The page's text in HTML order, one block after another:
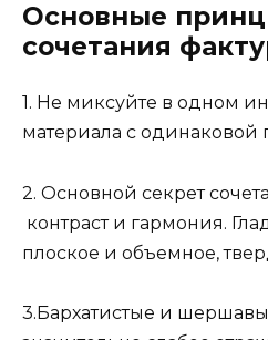
Основные
сочетания
1. Не миксуйте в одном
материала с одинаковой
2. Основной секрет
контраст и гармония.
плоское и объемное,
3.Бархатистые и